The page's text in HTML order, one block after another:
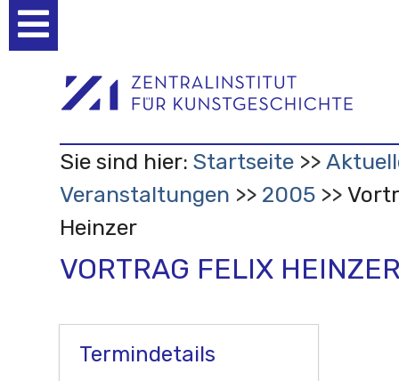
Werkzeuge
Sie sind hier: Startseite
Veranstaltungen
2005
Heinzer
VORTRAG FELIX
Termindetails